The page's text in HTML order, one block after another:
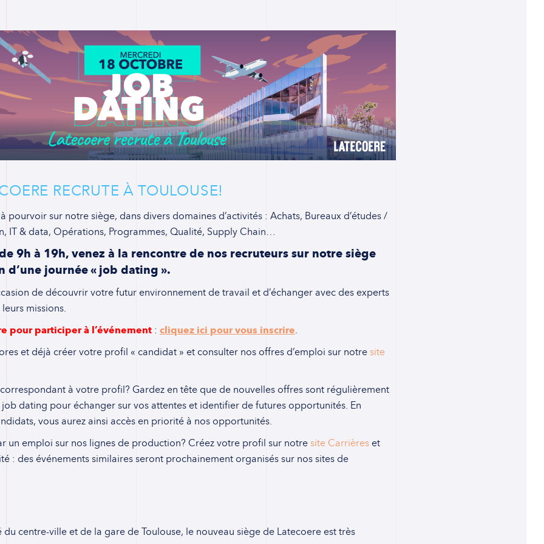
RECRUTE À TOULOUSE!
pourvoir sur notre siège, dans divers domaines d’activités : Achats, Bureaux d’études /
IT & data, Opérations, Programmes, Qualité, Supply Chain…
9h à 19h, venez à la rencontre de nos recruteurs sur notre siège
d’une journée « job dating ».
de découvrir votre futur environnement de travail et d’échanger avec des experts
missions.
pour participer à l’événement : cliquez ici pour vous inscrire
et déjà créer votre profil « candidat » et consulter nos offres d’emploi sur notre site
correspondant à votre profil? Gardez en tête que de nouvelles offres sont régulièrement
job dating pour échanger sur vos attentes et identifier de futures opportunités. En
vous aurez ainsi accès en priorité à nos opportunités.
un emploi sur nos lignes de production? Créez votre profil sur notre site Carrières et
: des événements similaires seront prochainement organisés sur nos sites de
centre-ville et de la gare de Toulouse, le nouveau siège de Latecoere est très